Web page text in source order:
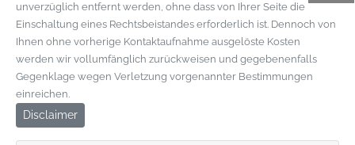
unverzüglich entfernt werden, ohne dass von Ihrer Seite die
Einschaltung eines Rechtsbeistandes erforderlich ist. Dennoch von
Ihnen ohne vorherige Kontaktaufnahme ausgelöste Kosten
werden wir vollumfänglich zurückweisen und gegebenenfalls
Gegenklage wegen Verletzung vorgenannter Bestimmungen
einreichen.
Disclaimer